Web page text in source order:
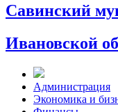
Савинский
Ивановской
Администрация
Экономика и